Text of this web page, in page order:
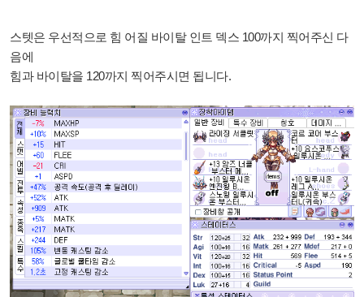
스텟은 우선적으로 힘 어질 바이탈 인트 덱스 100까지 찍어주신 다
음에
힘과 바이탈을 120까지 찍어주시면 됩니다.